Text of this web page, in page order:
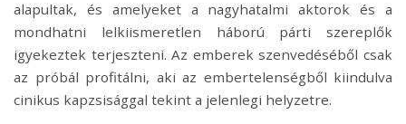
alapultak, és amelyeket a nagyhatalmi aktorok és a
mondhatni lelkiismeretlen háború párti szereplők
igyekeztek terjeszteni. Az emberek szenvedéséből csak
az próbál profitálni, aki az embertelenségből kiindulva
cinikus kapzsisággal tekint a jelenlegi helyzetre.